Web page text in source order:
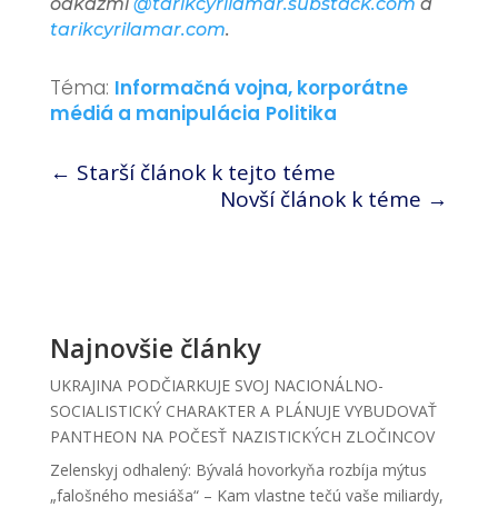
tarikcyrilamar.com.
Téma: Informačná vojna, korporátne
médiá a manipulácia Politika
← Starší článok k tejto téme
Novší článok k téme →
Najnovšie články
UKRAJINA PODČIARKUJE SVOJ NACIONÁLNO-
SOCIALISTICKÝ CHARAKTER A PLÁNUJE VYBUDOVAŤ
PANTHEON NA POČESŤ NAZISTICKÝCH ZLOČINCOV
Zelenskyj odhalený: Bývalá hovorkyňa rozbíja mýtus
„falošného mesiáša“ – Kam vlastne tečú vaše miliardy,